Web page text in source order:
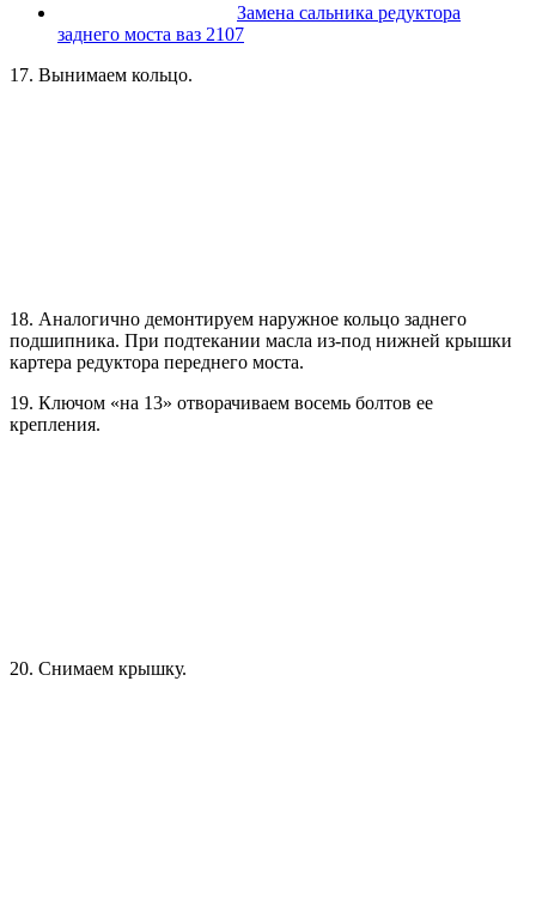
Замена сальника редуктора
заднего моста ваз 2107
17. Вынимаем кольцо.
18. Аналогично демонтируем наружное кольцо заднего
подшипника. При подтекании масла из-под нижней крышки
картера редуктора переднего моста.
19. Ключом «на 13» отворачиваем восемь болтов ее
крепления.
20. Снимаем крышку.